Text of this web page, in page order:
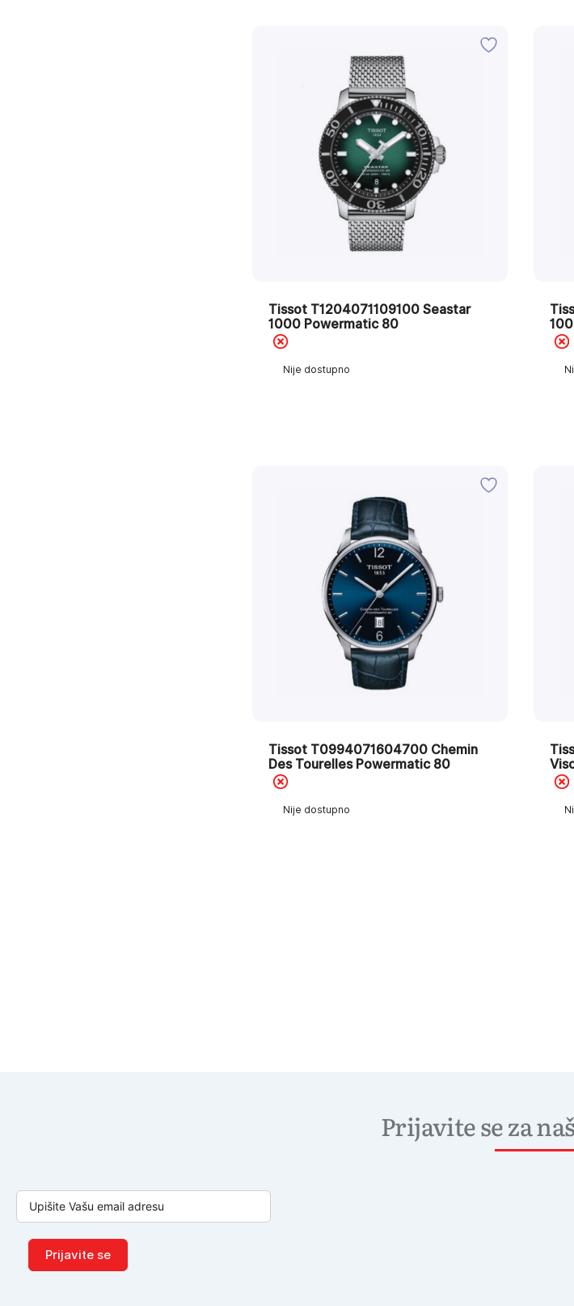
Nije dostupno
Tissot T1204071109100 Seastar
1000 Powermatic 80
Nije dostupno
Tissot T0994071604700 Chemin
Des Tourelles Powermatic 80
Prijavite se za
Prijavite se